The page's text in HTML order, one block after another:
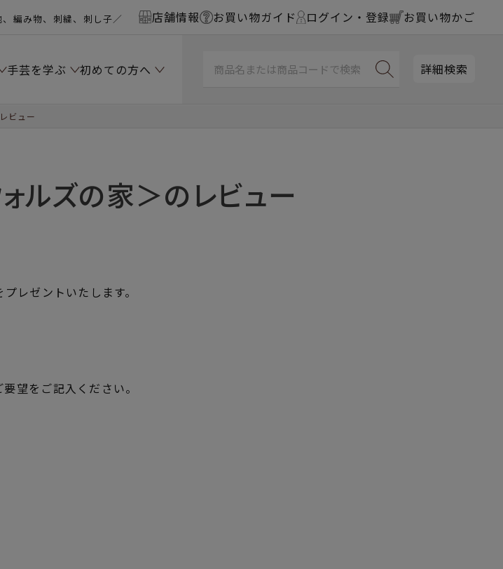
編み物、刺繍、刺し子／ 店舗情報 お買い物ガイド ログイン・登録 お買い物かご
手芸を学ぶ 初めての方へ 詳細検索
ビュー
ルズの家＞のレビュー
レゼントいたします。
望をご記入ください。